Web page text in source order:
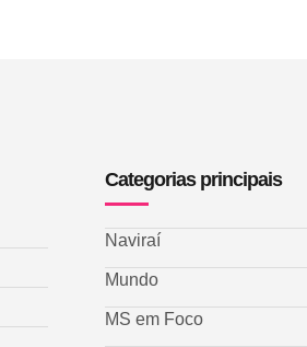
Categorias principais
Naviraí
Mundo
MS em Foco